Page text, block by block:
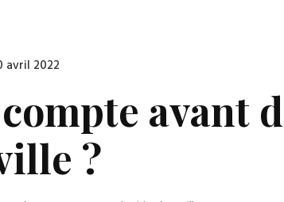
Posted
avril 2022
avant
?